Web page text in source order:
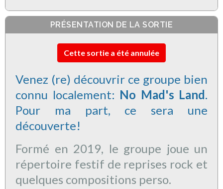
PRÉSENTATION DE LA SORTIE
Cette sortie a été annulée
Venez (re) découvrir ce groupe bien
connu localement: No Mad's Land.
Pour ma part, ce sera une
découverte!
Formé en 2019, le groupe joue un
répertoire festif de reprises rock et
quelques compositions perso.